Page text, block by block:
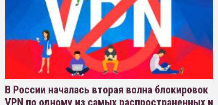
В России началась вторая волна блокировок
VPN по одному из самых распространенных и